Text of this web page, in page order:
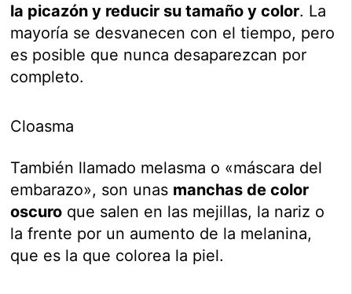
la picazón y reducir su tamaño y color. La
mayoría se desvanecen con el tiempo, pero
es posible que nunca desaparezcan por
completo.
Cloasma
También llamado melasma o «máscara del
embarazo», son unas manchas de color
oscuro que salen en las mejillas, la nariz o
la frente por un aumento de la melanina,
que es la que colorea la piel.